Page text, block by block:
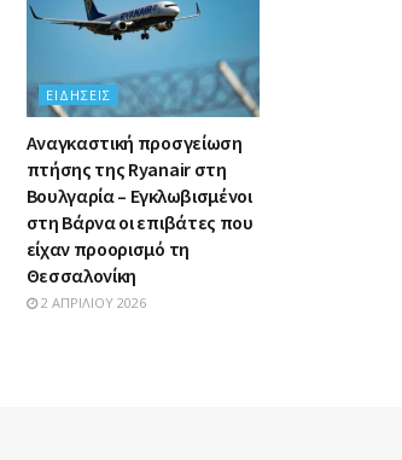
ΕΙΔΉΣΕΙΣ
Αναγκαστική προσγείωση
πτήσης της Ryanair στη
Βουλγαρία – Εγκλωβισμένοι
στη Βάρνα οι επιβάτες που
είχαν προορισμό τη
Θεσσαλονίκη
2 ΑΠΡΙΛΊΟΥ 2026